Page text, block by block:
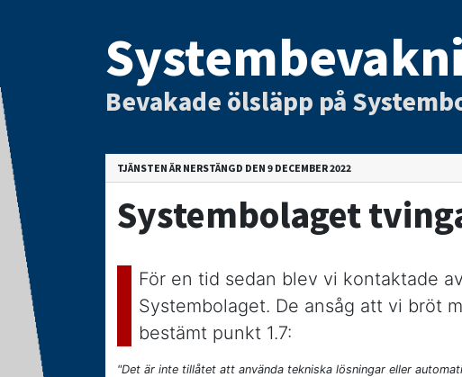
Bevakade ölsläpp på
TJÄNSTEN ÄR NERSTÄNGD DEN 9 DECEMBER 2022
Systembolaget
För en tid sedan blev vi kontaktade
Systembolaget. De ansåg att vi bröt
bestämt punkt 1.7:
"Det är inte tillåtet att använda tekniska lösningar eller